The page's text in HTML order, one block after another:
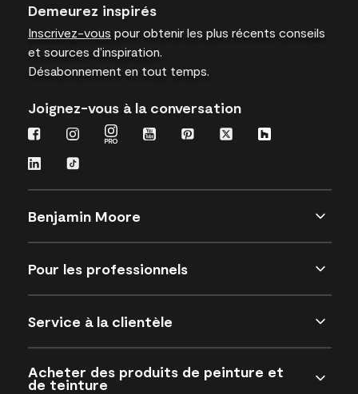
Demeurez inspirés
Inscrivez-vous pour obtenir les plus récents conseils
et sources d’inspiration.
Désabonnement en tout temps.
Joignez-vous à la conversation
Benjamin Moore
Pour les professionnels
Service à la clientèle
Acheter des produits de peinture et
de teinture